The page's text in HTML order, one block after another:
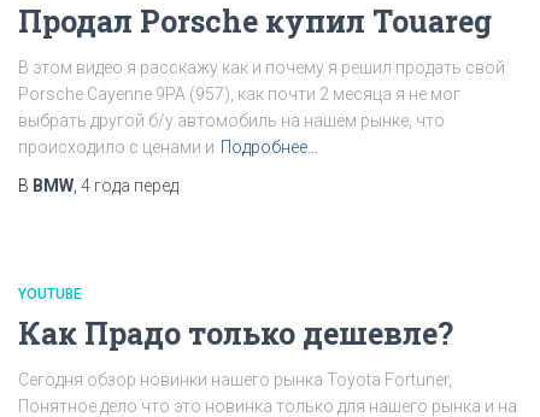
Продал Porsche купил Touareg
В этом видео я расскажу как и почему я решил продать свой
Porsche Cayenne 9PA (957), как почти 2 месяца я не мог
выбрать другой б/у автомобиль на нашем рынке, что
происходило с ценами и Подробнее…
В BMW 4 года перед
YOUTUBE
Как Прадо только дешевле?
Сегодня обзор новинки нашего рынка Toyota Fortuner,
Понятное дело что это новинка только для нашего рынка и на